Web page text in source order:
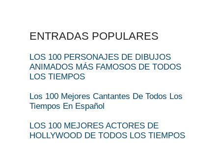
ENTRADAS POPULARES
LOS 100 PERSONAJES DE DIBUJOS
ANIMADOS MÁS FAMOSOS DE TODOS
LOS TIEMPOS
Los 100 Mejores Cantantes De Todos Los
Tiempos En Español
LOS 100 MEJORES ACTORES DE
HOLLYWOOD DE TODOS LOS TIEMPOS